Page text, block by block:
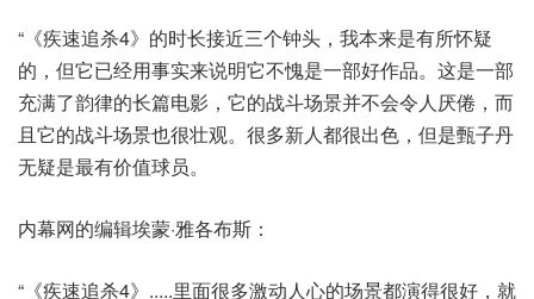
“《疾速追杀4》的时长接近三个钟头，我本来是有所怀疑
的，但它已经用事实来说明它不愧是一部好作品。这是一部
充满了韵律的长篇电影，它的战斗场景并不会令人厌倦，而
且它的战斗场景也很壮观。很多新人都很出色，但是甄子丹
无疑是最有价值球员。
内幕网的编辑埃蒙·雅各布斯：
“《疾速追杀4》.....里面很多激动人心的场景都演得很好，就